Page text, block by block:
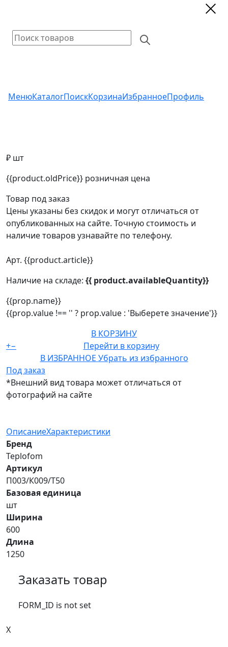
МенюКаталогПоискКорзинаИзбранноеПрофиль
₽ шт
{{product.oldPrice}} розничная цена
Товар под заказ
Цены указаны без скидок и могут отличаться от
опубликованных на сайте. Точную стоимость и
наличие товаров узнавайте по телефону.
Арт. {{product.article}}
Наличие на складе: {{ product.availableQuantity}}
{{prop.name}}
{{prop.value !== '' ? prop.value : 'Выберете значение'}}
В КОРЗИНУ
+−
Перейти в корзину
В ИЗБРАННОЕ Убрать из избранного
Под заказ
*Внешний вид товара может отличаться от
фотографий на сайте
ОписаниеХарактеристики
Бренд
Teplofom
Артикул
П003/К009/Т50
Базовая единица
шт
Ширина
600
Длина
1250
Заказать товар
FORM_ID is not set
X